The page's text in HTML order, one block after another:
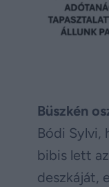
Büszkén
Bódi Sylvi,
bibis lett
deszkáját,